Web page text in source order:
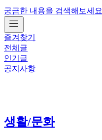
궁금한 내용을 검색해보세요
즐겨찾기
전체글
인기글
공지사항
생활/문화